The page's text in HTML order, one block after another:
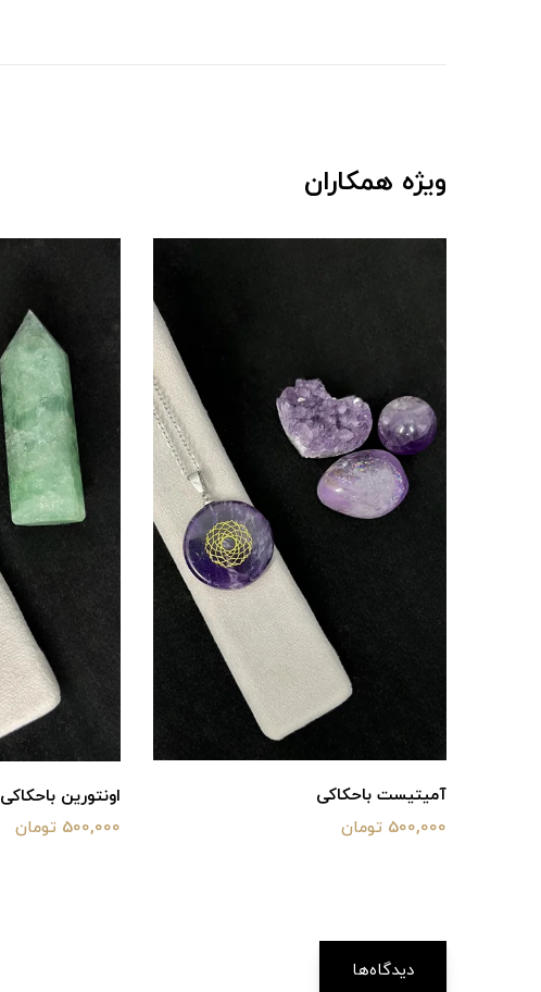
ویژه همکاران
آمیتیست باحکاکی
500,000 تومان
اونتورین باحکاکی
500,000 تومان
دیدگاه‌ها